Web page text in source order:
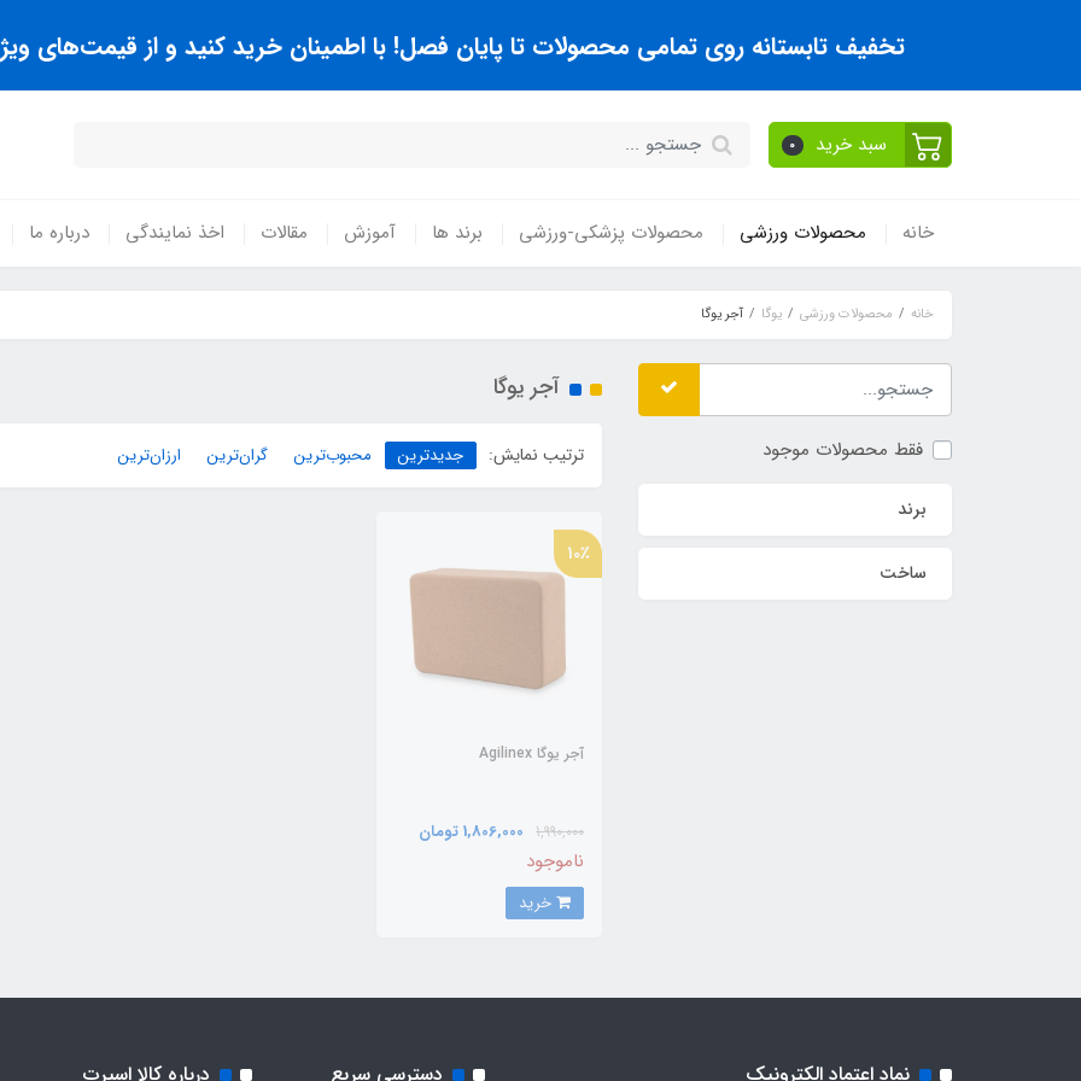
تخفیف تابستانه روی تمامی محصولات تا پایان فصل! با اطمینان خرید کنید و از قیمت‌های
سبد خرید 0
خانه محصولات ورزشی محصولات پزشکی-ورزشی برند ها آموزش مقالات اخذ نمایندگی درباره ما
خانه محصولات ورزشی یوگا آجر یوگا
فقط محصولات موجود
برند
ساخت
آجر یوگا
ترتیب نمایش: جدیدترین محبوب‌ترین گران‌ترین ارزان‌ترین
10٪
آجر یوگا Agilinex
1,990,000 1,806,000 تومان
ناموجود
نماد اعتماد الکترونیک دسترسی سریع درباره کالا اسپرت